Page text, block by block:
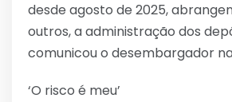
desde agosto de 2025,
outros, a administração dos
comunicou o desembargador
‘O risco é meu’